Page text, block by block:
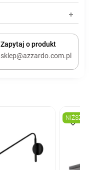
Zapytaj o produkt
sklep@azzardo.com.pl
NIŻSZA